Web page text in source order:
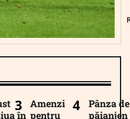
în
Amenzi
pentru
Pânza de
păianjen